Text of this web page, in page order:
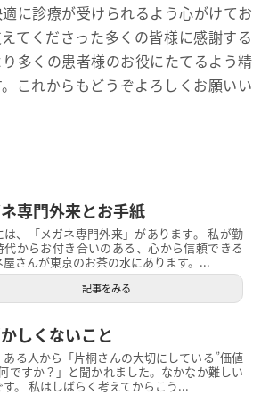
に診療が受けられるよう心がけてお
てくださった多くの皆様に感謝する
多くの患者様のお役にたてるよう精
これからもどうぞよろしくお願いい
専門外来とお手紙
は、「メガネ専門外来」があります。 私が勤
代からお付き合いのある、心から信頼できる
屋さんが東京のお茶の水にあります。...
記事をみる
しくないこと
ある人から「片桐さんの大切にしている”価値
ですか？」と聞かれました。なかなか難しい
。 私はしばらく考えてからこう...